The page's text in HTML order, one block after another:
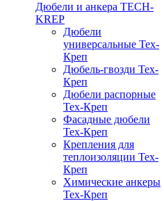
Дюбели и анкера TECH-
KREP
Дюбели
универсальные Тех-
Креп
Дюбель-гвозди Тех-
Креп
Дюбели распорные
Тех-Креп
Фасадные дюбели
Тех-Креп
Крепления для
теплоизоляции Тех-
Креп
Химические анкеры
Тех-Креп